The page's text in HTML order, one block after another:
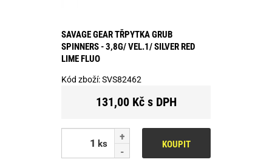
SAVAGE GEAR TŘPYTKA GRUB
SPINNERS - 3,8G/ VEL.1/ SILVER RED
LIME FLUO
Kód zboží:SVS82462
131,00 Kč s DPH
ks KOUPIT